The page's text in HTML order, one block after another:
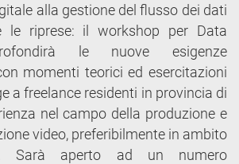
alla gestione del flusso dei dati
le riprese: il workshop per Data
le nuove esigenze
momenti teorici ed esercitazioni
a freelance residenti in provincia di
nel campo della produzione e
video, preferibilmente in ambito
Sarà aperto ad un numero